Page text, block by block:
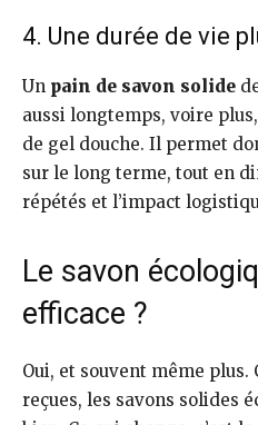
4. Une durée de vie
Un pain de savon solide
aussi longtemps, voire
de gel douche. Il permet
sur le long terme, tout en
répétés et l’impact
Le savon
efficace ?
Oui, et souvent même
reçues, les savons solides